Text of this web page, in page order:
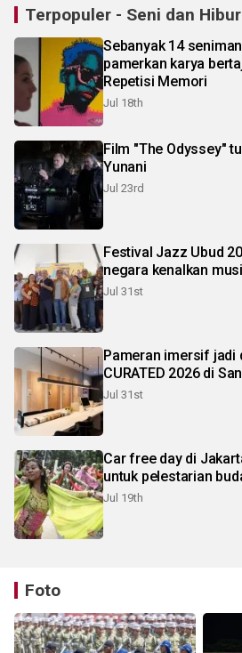
Terpopuler - Seni dan
Sebanyak 14
pamerkan karya
Repetisi Memori
Jul 18th
Film "The Odyssey"
Yunani
Jul 23rd
Festival Jazz Ubud
negara kenalkan
Jul 31st
Pameran imersif jadi
CURATED 2026 di
Jul 31st
Car free day di
untuk pelestarian
Jul 19th
Foto